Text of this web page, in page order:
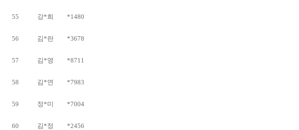
55 강*희 *1480
56 김*란 *3678
57 김*영 *8711
58 김*연 *7983
59 정*미 *7004
60 김*정 *2456